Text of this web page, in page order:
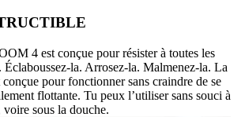
4 est conçue pour résister à toutes les
Éclaboussez-la. Arrosez-la. Malmenez-la. La
pour fonctionner sans craindre de se
flottante. Tu peux l’utiliser sans souci à
sous la douche.